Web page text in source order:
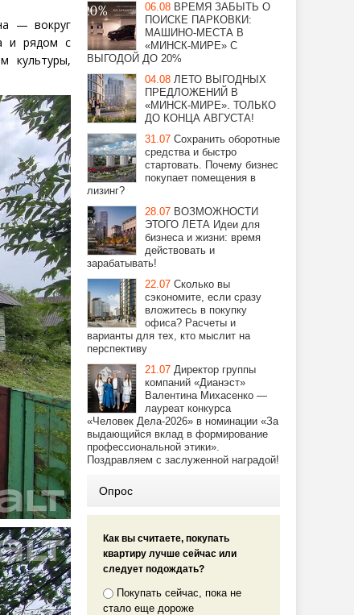
— вокруг
и рядом с
культуры,
06.08 ВРЕМЯ ЗАБЫТЬ О
ПОИСКЕ ПАРКОВКИ:
МАШИНО-МЕСТА В
«МИНСК-МИРЕ» С
ВЫГОДОЙ ДО 20%
04.08 ЛЕТО ВЫГОДНЫХ
ПРЕДЛОЖЕНИЙ В
«МИНСК-МИРЕ». ТОЛЬКО
ДО КОНЦА АВГУСТА!
31.07 Сохранить оборотные
средства и быстро
стартовать. Почему бизнес
покупает помещения в
лизинг?
28.07 ВОЗМОЖНОСТИ
ЭТОГО ЛЕТА Идеи для
бизнеса и жизни: время
действовать и
зарабатывать!
22.07 Сколько вы
сэкономите, если сразу
вложитесь в покупку
офиса? Расчеты и
варианты для тех, кто мыслит на
перспективу
21.07 Директор группы
компаний «Дианэст»
Валентина Михасенко —
лауреат конкурса
«Человек Дела-2026» в номинации «За
выдающийся вклад в формирование
профессиональной этики».
Поздравляем с заслуженной наградой!
Опрос
Как вы считаете, покупать
квартиру лучше сейчас или
следует подождать?
Покупать сейчас, пока не
стало еще дороже